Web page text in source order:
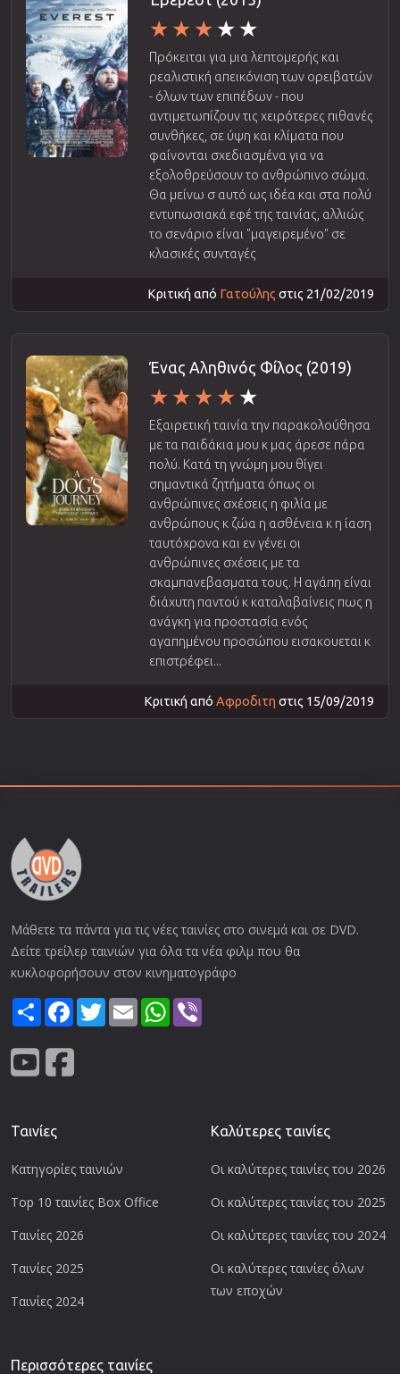
Πρόκειται για μια λεπτομερής και
ρεαλιστική απεικόνιση των ορειβατών
- όλων των επιπέδων - που
αντιμετωπίζουν τις χειρότερες πιθανές
συνθήκες, σε ύψη και κλίματα που
φαίνονται σχεδιασμένα για να
εξολοθρεύσουν το ανθρώπινο σώμα.
Θα μείνω σ αυτό ως ιδέα και στα πολύ
εντυπωσιακά εφέ της ταινίας, αλλιώς
το σενάριο είναι "μαγειρεμένο" σε
κλασικές συνταγές
Κριτική από Γατούλης στις 21/02/2019
Ένας Αληθινός Φίλος (2019)
Εξαιρετική ταινία την παρακολούθησα
με τα παιδάκια μου κ μας άρεσε πάρα
πολύ. Κατά τη γνώμη μου θίγει
σημαντικά ζητήματα όπως οι
ανθρώπινες σχέσεις η φιλία με
ανθρώπους κ ζώα η ασθένεια κ η ίαση
ταυτόχρονα και εν γένει οι
ανθρώπινες σχέσεις με τα
σκαμπανεβασματα τους. Η αγάπη είναι
διάχυτη παντού κ καταλαβαίνεις πως η
ανάγκη για προστασία ενός
αγαπημένου προσώπου εισακουεται κ
επιστρέφει...
Κριτική από Αφροδιτη στις 15/09/2019
Μάθετε τα πάντα για τις νέες ταινίες στο σινεμά και σε DVD.
Δείτε τρείλερ ταινιών για όλα τα νέα φιλμ που θα
κυκλοφορήσουν στον κινηματογράφο
ShareFacebook
TwitterEmail WhatsApp
Ταινίες
Κατηγορίες ταινιών
Top 10 ταινίες Box Office
Ταινίες 2026
Ταινίες 2025
Ταινίες 2024
Καλύτερες ταινίες
Οι καλύτερες ταινίες του 2026
Οι καλύτερες ταινίες του 2025
Οι καλύτερες ταινίες του 2024
Οι καλύτερες ταινίες όλων
των εποχών
Περισσότερες ταινίες